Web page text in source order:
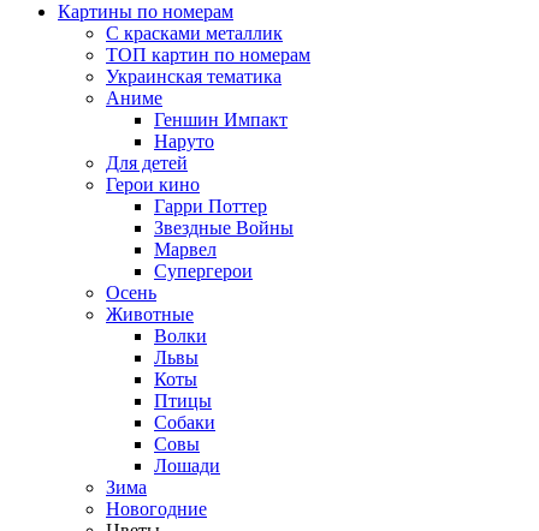
Картины по номерам
С красками металлик
ТОП картин по номерам
Украинская тематика
Аниме
Геншин Импакт
Наруто
Для детей
Герои кино
Гарри Поттер
Звездные Войны
Марвел
Супергерои
Осень
Животные
Волки
Львы
Коты
Птицы
Собаки
Совы
Лошади
Зима
Новогодние